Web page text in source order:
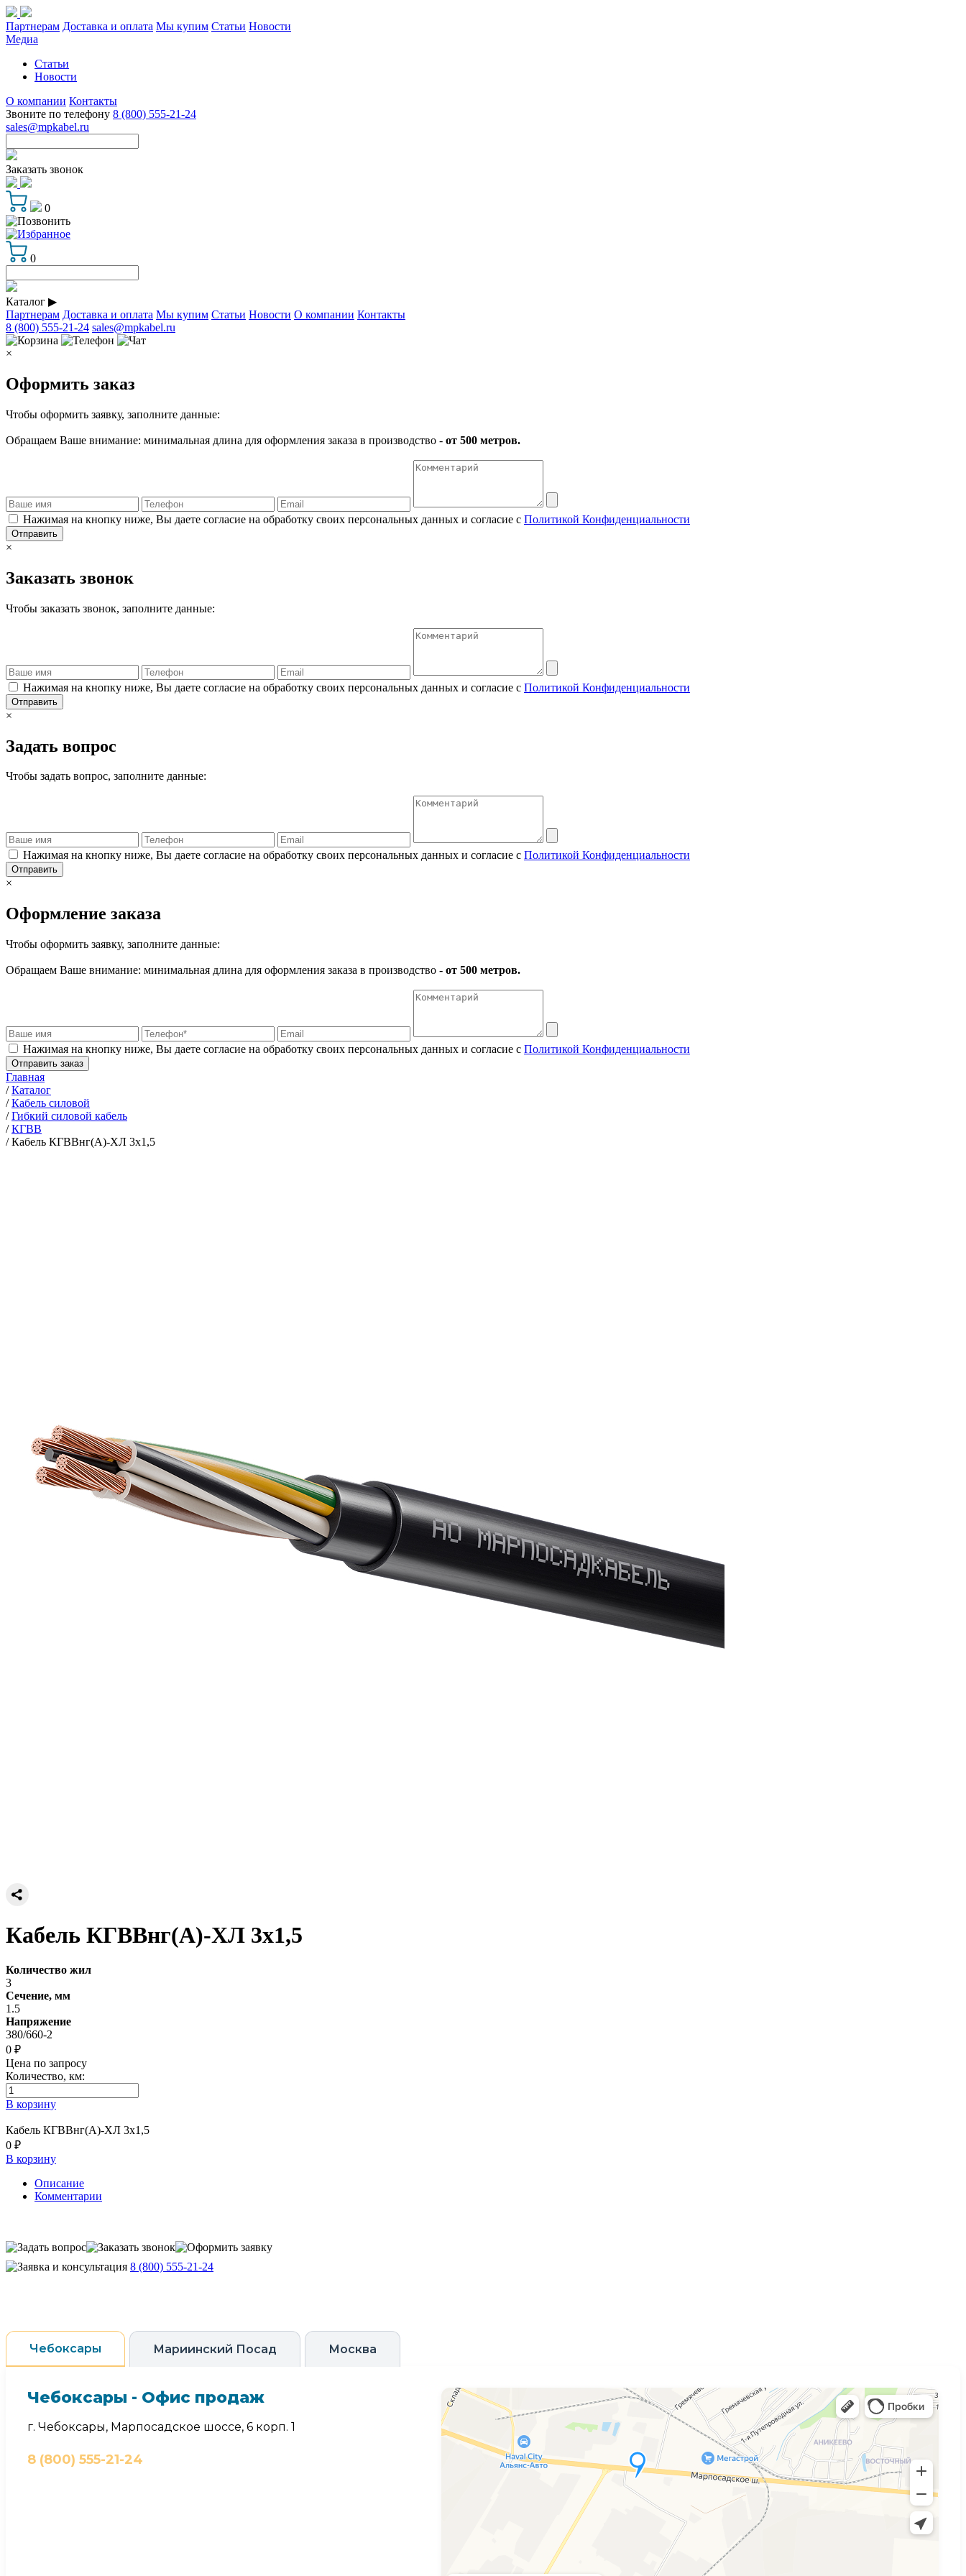
Партнерам Доставка и оплата Мы купим Статьи Новости
Медиа
Статьи
Новости
О компании Контакты
Звоните по телефону 8 (800) 555-21-24
sales@mpkabel.ru
Заказать звонок
0
0
Каталог ▶
Партнерам Доставка и оплата Мы купим Статьи Новости О компании Контакты
8 (800) 555-21-24 sales@mpkabel.ru
×
Оформить заказ
Чтобы оформить заявку, заполните данные:
Обращаем Ваше внимание: минимальная длина для оформления заказа в производство - от 500 метров.
Нажимая на кнопку ниже, Вы даете согласие на обработку своих персональных данных и согласие с Политикой Конфиденциальности
Отправить
×
Заказать звонок
Чтобы заказать звонок, заполните данные:
Нажимая на кнопку ниже, Вы даете согласие на обработку своих персональных данных и согласие с Политикой Конфиденциальности
Отправить
×
Задать вопрос
Чтобы задать вопрос, заполните данные:
Нажимая на кнопку ниже, Вы даете согласие на обработку своих персональных данных и согласие с Политикой Конфиденциальности
Отправить
×
Оформление заказа
Чтобы оформить заявку, заполните данные:
Обращаем Ваше внимание: минимальная длина для оформления заказа в производство - от 500 метров.
Нажимая на кнопку ниже, Вы даете согласие на обработку своих персональных данных и согласие с Политикой Конфиденциальности
Отправить заказ
Главная
/Каталог
/Кабель силовой
/Гибкий силовой кабель
/КГВВ
/Кабель КГВВнг(А)-ХЛ 3х1,5
Кабель КГВВнг(А)-ХЛ 3х1,5
Количество жил
3
Сечение, мм
1.5
Напряжение
380/660-2
0 ₽
Цена по запросу
Количество, км:
В корзину
Кабель КГВВнг(А)-ХЛ 3х1,5
0 ₽
В корзину
Описание
Комментарии
8 (800) 555-21-24
Чебоксары Мариинский Посад Москва
Чебоксары - Офис продаж
г. Чебоксары, Марпосадское шоссе, 6 корп. 1
8 (800) 555-21-24